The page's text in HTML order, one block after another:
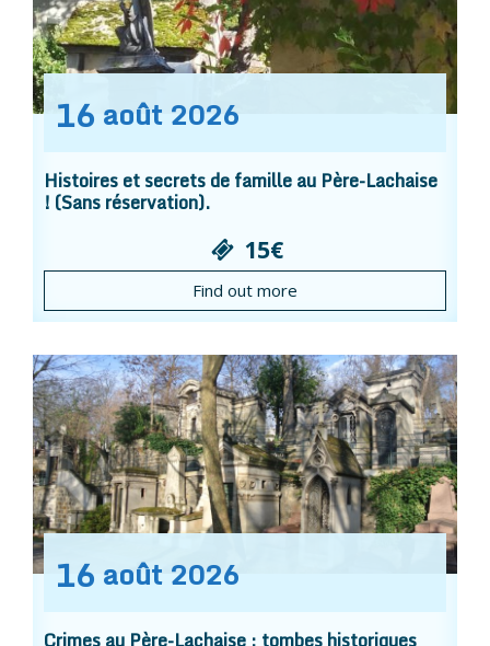
16 août 2026
Histoires et secrets de famille au Père-Lachaise
! (Sans réservation).
15€
Find out more
16 août 2026